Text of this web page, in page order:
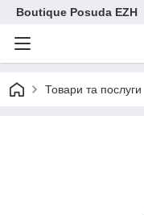
Boutique Posuda EZH
Товари та послуги